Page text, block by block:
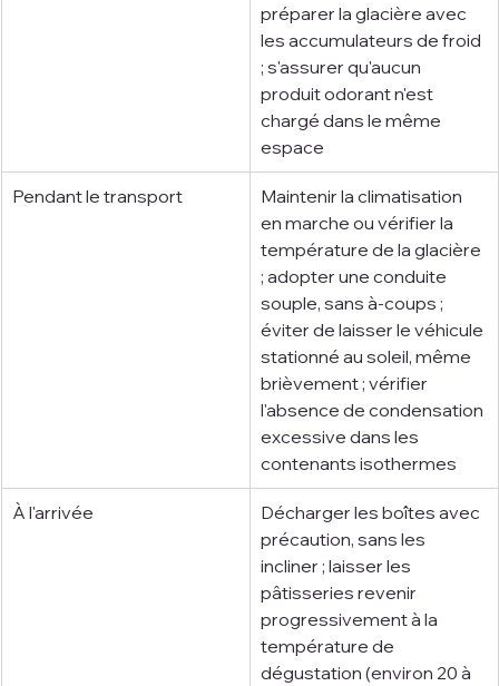
préparer la glacière avec
les accumulateurs de froid
; s'assurer qu'aucun
produit odorant n'est
chargé dans le même
espace
Pendant le transport
Maintenir la climatisation
en marche ou vérifier la
température de la glacière
; adopter une conduite
souple, sans à-coups ;
éviter de laisser le véhicule
stationné au soleil, même
brièvement ; vérifier
l'absence de condensation
excessive dans les
contenants isothermes
À l'arrivée
Décharger les boîtes avec
précaution, sans les
incliner ; laisser les
pâtisseries revenir
progressivement à la
température de
dégustation (environ 20 à